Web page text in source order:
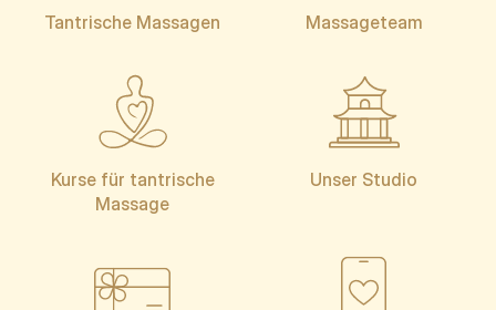
Tantrische Massagen Massageteam
Kurse für tantrische
Massage
Unser Studio